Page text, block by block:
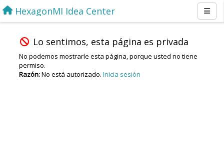
HexagonMI Idea Center
Lo sentimos, esta página es privada
No podemos mostrarle esta página, porque usted no tiene
permiso.
Razón:No está autorizado. Inicia sesión